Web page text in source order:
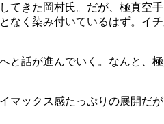
きた岡村氏。だが、極真空
く染み付いているはず。イ
と話が進んでいく。なんと、
ックス感たっぷりの展開だ